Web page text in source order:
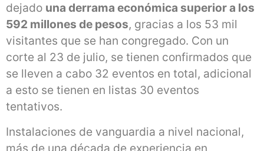
dejado una derrama económica superior a los
592 millones de pesos, gracias a los 53 mil
visitantes que se han congregado. Con un
corte al 23 de julio, se tienen confirmados que
se lleven a cabo 32 eventos en total, adicional
a esto se tienen en listas 30 eventos
tentativos.
Instalaciones de vanguardia a nivel nacional,
más de una década de experiencia en